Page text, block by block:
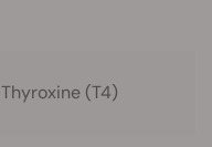
Thyroxine (T4)